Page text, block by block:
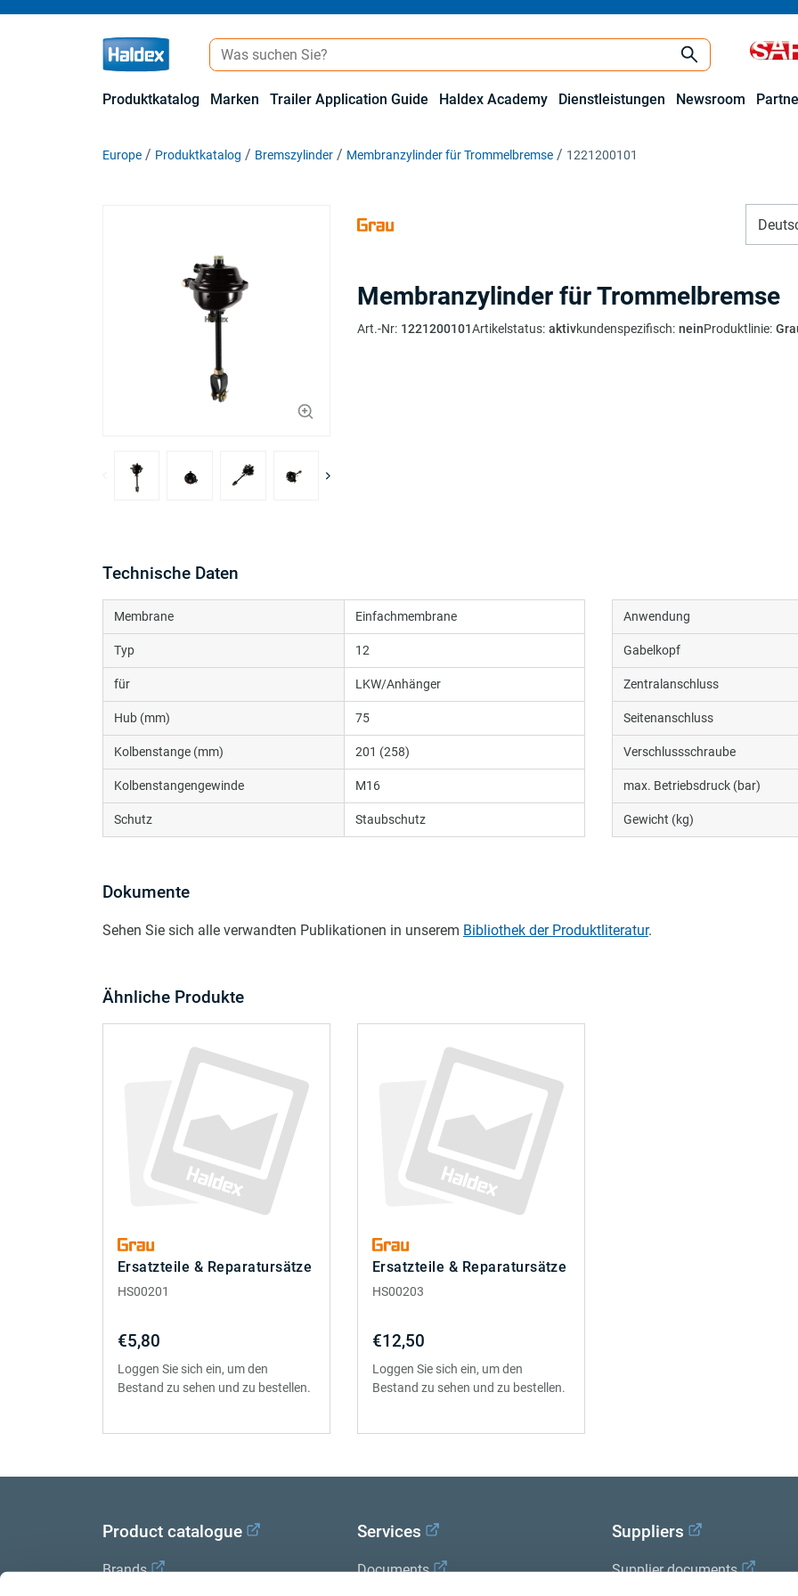
Produktkatalog Marken Trailer Application Guide Haldex Academy Dienstleistungen Newsroom
Europe Produktkatalog Bremszylinder Membranzylinder für Trommelbremse 1221200101
Membranzylinder für Trommelbremse
Art.-Nr: 1221200101Artikelstatus: aktivkundenspezifisch: neinProduktlinie:
Technische Daten
Membrane Einfachmembrane
Typ 12
für LKW/Anhänger
Hub (mm) 75
Kolbenstange (mm) 201 (258)
Kolbenstangengewinde M16
Schutz Staubschutz
Anwendung
Gabelkopf
Zentralanschluss
Seitenanschluss
Verschlussschraube
max. Betriebsdruck (bar)
Gewicht (kg)
Dokumente
Sehen Sie sich alle verwandten Publikationen in unserem Bibliothek der Produktliteratur.
Ähnliche Produkte
Ersatzteile & Reparatursätze
HS00201
€5,80
Loggen Sie sich ein, um den
Bestand zu sehen und zu bestellen.
Ersatzteile & Reparatursätze
HS00203
€12,50
Loggen Sie sich ein, um den
Bestand zu sehen und zu bestellen.
Product catalogue
Brands
Services
Documents
Suppliers
Supplier documents